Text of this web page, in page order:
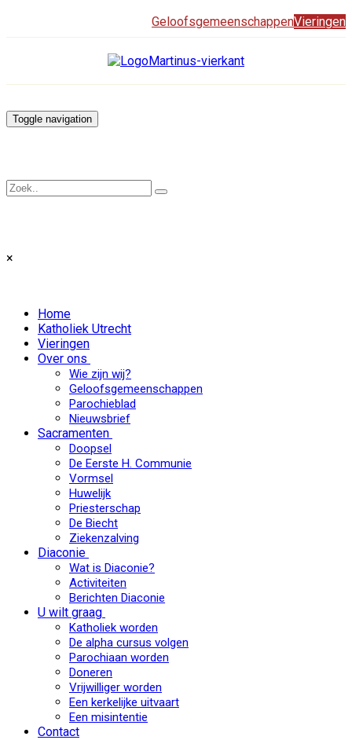
GeloofsgemeenschappenVieringen
Toggle navigation
×
Home
Katholiek Utrecht
Vieringen
Over ons
Wie zijn wij?
Geloofsgemeenschappen
Parochieblad
Nieuwsbrief
Sacramenten
Doopsel
De Eerste H. Communie
Vormsel
Huwelijk
Priesterschap
De Biecht
Ziekenzalving
Diaconie
Wat is Diaconie?
Activiteiten
Berichten Diaconie
U wilt graag
Katholiek worden
De alpha cursus volgen
Parochiaan worden
Doneren
Vrijwilliger worden
Een kerkelijke uitvaart
Een misintentie
Contact